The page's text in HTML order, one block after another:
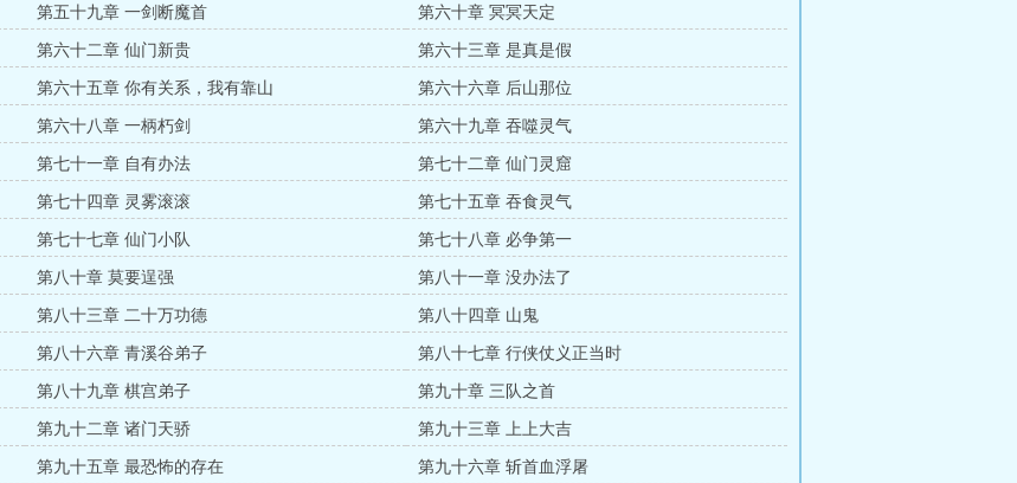
第五十九章 一剑断魔首 第六十章 冥冥天定
第六十二章 仙门新贵 第六十三章 是真是假
第六十五章 你有关系，我有靠山 第六十六章 后山那位
第六十八章 一柄朽剑 第六十九章 吞噬灵气
第七十一章 自有办法 第七十二章 仙门灵窟
第七十四章 灵雾滚滚 第七十五章 吞食灵气
第七十七章 仙门小队 第七十八章 必争第一
第八十章 莫要逞强 第八十一章 没办法了
第八十三章 二十万功德 第八十四章 山鬼
第八十六章 青溪谷弟子 第八十七章 行侠仗义正当时
第八十九章 棋宫弟子 第九十章 三队之首
第九十二章 诸门天骄 第九十三章 上上大吉
第九十五章 最恐怖的存在 第九十六章 斩首血浮屠